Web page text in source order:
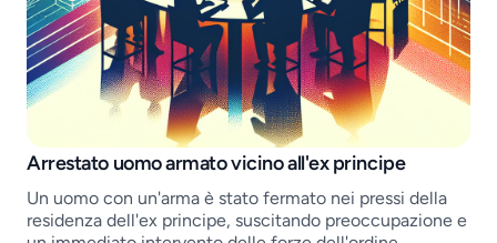
Job openings
Arrestato uomo armato vicino all'ex principe
Un uomo con un'arma è stato fermato nei pressi della
residenza dell'ex principe, suscitando preoccupazione e